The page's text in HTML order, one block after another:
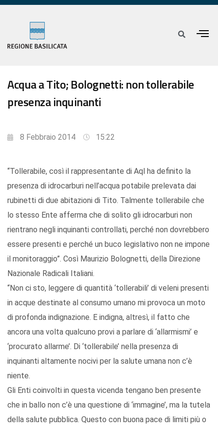
Acqua a Tito; Bolognetti: non tollerabile
presenza inquinanti
8 Febbraio 2014 15:22
“Tollerabile, così il rappresentante di Aql ha definito la
presenza di idrocarburi nell’acqua potabile prelevata dai
rubinetti di due abitazioni di Tito. Talmente tollerabile che
lo stesso Ente afferma che di solito gli idrocarburi non
rientrano negli inquinanti controllati, perché non dovrebbero
essere presenti e perché un buco legislativo non ne impone
il monitoraggio”. Così Maurizio Bolognetti, della Direzione
Nazionale Radicali Italiani.
“Non ci sto, leggere di quantità ‘tollerabili’ di veleni presenti
in acque destinate al consumo umano mi provoca un moto
di profonda indignazione. E indigna, altresì, il fatto che
ancora una volta qualcuno provi a parlare di ‘allarmismi’ e
‘procurato allarme’. Di ‘tollerabile’ nella presenza di
inquinanti altamente nocivi per la salute umana non c’è
niente.
Gli Enti coinvolti in questa vicenda tengano ben presente
che in ballo non c’è una questione di ‘immagine’, ma la tutela
della salute pubblica. Questo con buona pace di limiti più o